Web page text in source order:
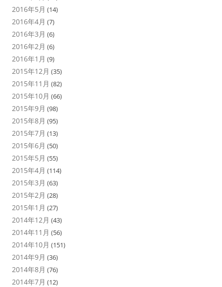
2016年5月 (14)
2016年4月 (7)
2016年3月 (6)
2016年2月 (6)
2016年1月 (9)
2015年12月 (35)
2015年11月 (82)
2015年10月 (66)
2015年9月 (98)
2015年8月 (95)
2015年7月 (13)
2015年6月 (50)
2015年5月 (55)
2015年4月 (114)
2015年3月 (63)
2015年2月 (28)
2015年1月 (27)
2014年12月 (43)
2014年11月 (56)
2014年10月 (151)
2014年9月 (36)
2014年8月 (76)
2014年7月 (12)